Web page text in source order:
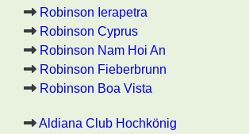
Robinson Ierapetra
Robinson Cyprus
Robinson Nam Hoi An
Robinson Fieberbrunn
Robinson Boa Vista
Aldiana Club Hochkönig